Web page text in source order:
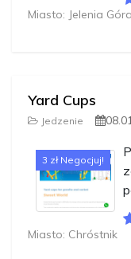
Miasto: Jelenia Góra
Yard Cups
Jedzenie
3 zł Negocjuj!
Miasto: Chróstnik